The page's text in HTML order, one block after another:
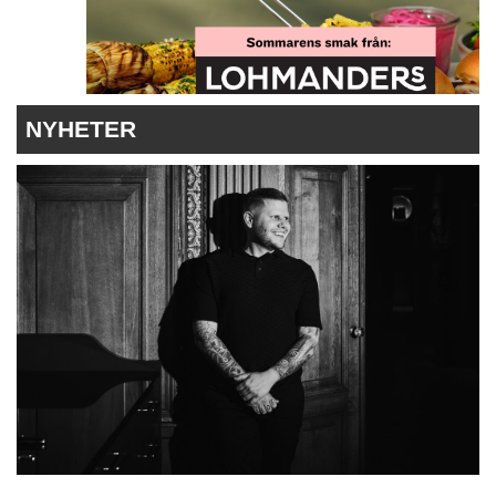
DRYCK
RECEPT
RESTAURANG
NYHETER